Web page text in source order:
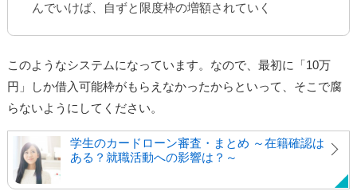
んでいけば、自ずと限度枠の増額されていく
このようなシステムになっています。なので、最初に「10万
円」しか借入可能枠がもらえなかったからといって、そこで腐
らないようにしてください。
学生のカードローン審査・まとめ ～在籍確認は
ある？就職活動への影響は？～